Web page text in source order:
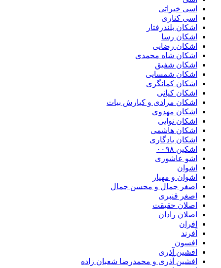
اسی خیراتی
اسی کناری
اشکان بلندرفتار
اشکان رسا
اشکان رضایی
اشکان شاه محمدی
اشکان شفیق
اشکان شمسایی
اشکان‌ کمانگری
اشکان کیانی
اشکان مرادی و کیارش بیات
اشکان مهدوی
اشکان نوایی
اشکان هاشمی
اشکان یادگاری
اشکین ۰۰۹۸
اشو عاشوری
اشوان
اشوان و مهیار
اصغر جمال و محسن جمال
اصغر قنبری
اصلان حقیقت
اصلان رادان
افران
اَفرند
افسون
افشین آذری
افشین آذری و محمدرضا شعبان زاده